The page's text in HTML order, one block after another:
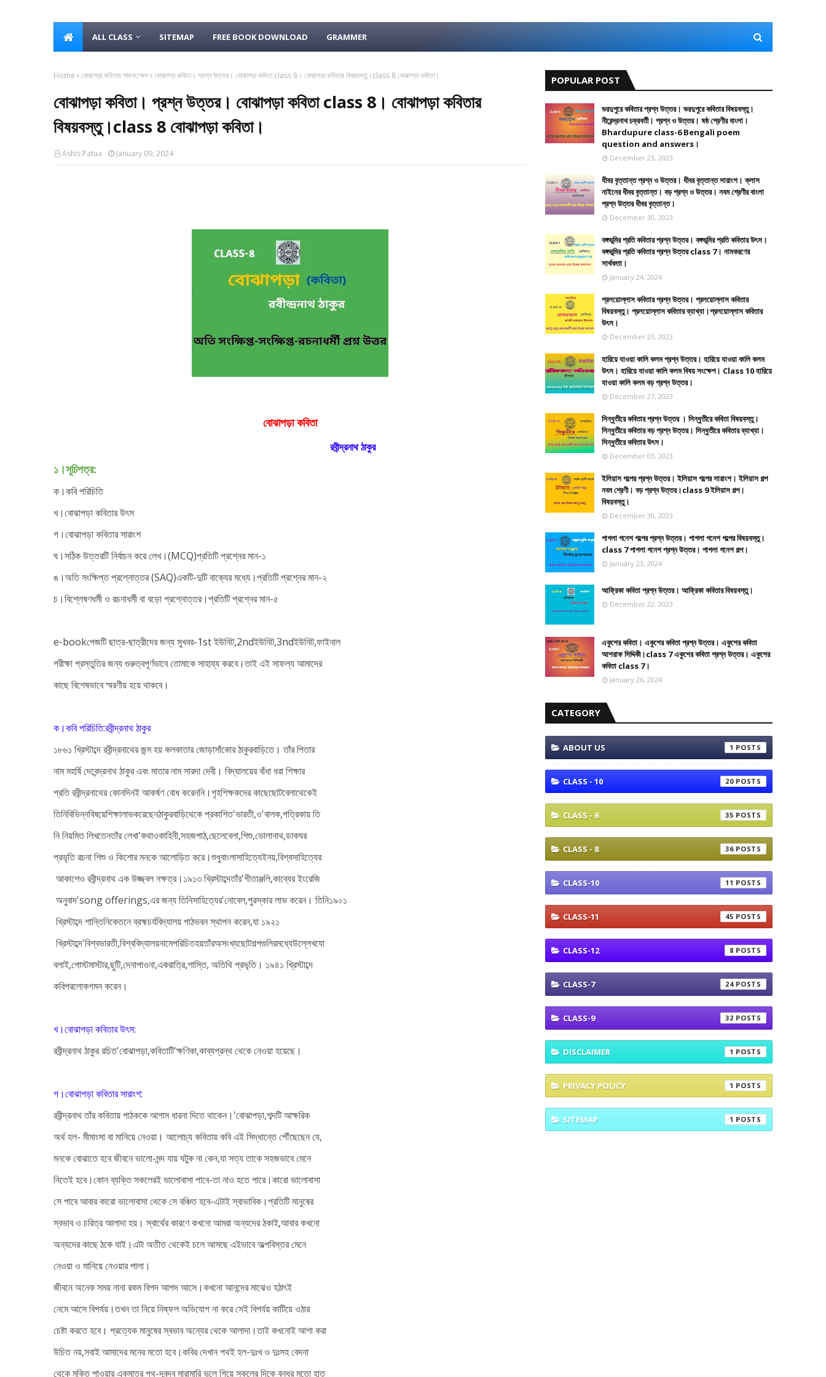
ALL CLASS SITEMAP FREE BOOK DOWNLOAD GRAMMER
Home বোঝাপড়া কবিতার সারসংক্ষেপ বোঝাপড়া কবিতা। প্রশ্ন উত্তর। বোঝাপড়া কবিতা class 8। বোঝাপড়া কবিতার বিষয়বস্তু।class 8 বোঝাপড়া কবিতা।
বোঝাপড়া কবিতা। প্রশ্ন উত্তর। বোঝাপড়া কবিতা class 8। বোঝাপড়া কবিতার
বিষয়বস্তু।class 8 বোঝাপড়া কবিতা।
Ashis Patua January 09, 2024
বোঝাপড়া কবিতা
রবীন্দ্রনাথ ঠাকুর
১।সূচিপত্র:
ক।কবি পরিচিতি
খ।বোঝাপড়া কবিতার উৎস
গ।বোঝাপড়া কবিতার সারাংশ
ঘ।সঠিক উত্তরটি নির্বাচন করে লেখ।(MCQ)প্রতিটি প্রশ্নের মান-১
ঙ।অতি সংক্ষিপ্ত প্রশ্নোত্তর(SAQ)একটি-দুটিবাক্যের মধ্যে।প্রতিটি প্রশ্নের মান-২
চ।বিশ্লেষণধর্মী ও রচনাধর্মী বা বড়ো প্রশ্নোত্তর।প্রতিটি প্রশ্নের মান-৫
e-bookপেজটি ছাত্র-ছাত্রীদের জন্য সুখবর-1st ইউনিট,2ndইউনিট,3ndইউনিট,ফাইনাল
পরীক্ষা প্রস্তুতির জন্য গুরুত্বপূর্ণভাবে তোমাকে সাহায্য করবে।তাই এই সাফল্য আমাদের
কাছে বিশেষভাবে স্মরণীয় হয়ে থাকবে।
ক।কবি পরিচিতি:রবীন্দ্রনাথ ঠাকুর
১৮৬১ খ্রিস্টাব্দে রবীন্দ্রনাথের জন্ম হয় কলকাতার জোড়াসাঁকোর ঠাকুরবাড়িতে। তাঁর পিতার
নাম মহর্ষি দেবেন্দ্রনাথ ঠাকুর এবং মাতার নাম সারদা দেবী। বিদ্যালয়ের বাঁধা ধরা শিক্ষার
প্রতি রবীন্দ্রনাথের কোনদিনই আকর্ষণ বোধ করেননি।গৃহশিক্ষকদের কাছেছোটবেলাথেকেই
তিনিবিভিন্নবিষয়েশিক্ষালাভকরেছেনঠাকুরবাড়িথেকে প্রকাশিত'ভারতী,ও'বালক,পত্রিকায়তি
নি নিয়মিত লিখতেনতাঁর লেখা'কথাওকাহিনী,সহজপাঠ,ছেলেবেলা,শিশু,ভোলানাথ,ডাকঘর
প্রভৃতি রচনা শিশু ও কিশোর মনকে আলোড়িত করে।শুধুবাংলাসাহিত্যেইনয়,বিশ্বসাহিত্যের
আকাশেও রবীন্দ্রনাথ এক উজ্জ্বল নক্ষত্র।১৯১৩ খ্রিস্টাব্দেতাঁর'গীতাঞ্জলি,কাব্যের ইংরেজি
অনুবাদ'song offerings,এর জন্য তিনিসাহিত্যের'নোবেল,পুরস্কার লাভ করেন। তিনি১৯০১
খ্রিস্টাব্দে শান্তিনিকেতনে ব্রহ্মচর্যবিদ্যালয় পাঠভবন স্থাপন করেন,যা ১৯২১
খ্রিস্টাব্দে'বিশ্বভারতী,বিশ্ববিদ্যালয়নামেপরিচিতহয়তাঁরঅসংখ্যছোটগল্পগুলিরমধ্যেউল্লেখযো
বলাই,পোস্টমাস্টার,ছুটি,দেনাপাওনা,একরাত্রি,শাস্তি, অতিথি প্রভৃতি। ১৯৪১ খ্রিস্টাব্দে
কবিপরলোকগমন করেন।
খ।বোঝাপড়া কবিতার উৎস:
রবীন্দ্রনাথ ঠাকুর রচিত'বোঝাপড়া,কবিতাটি'ক্ষণিকা,কাব্যগ্রন্থ থেকে নেওয়া হয়েছে।
গ।বোঝাপড়া কবিতার সারাংশ:
রবীন্দ্রনাথ তাঁর কবিতায় পাঠককে আগাম ধারনা দিতে থাকেন।'বোঝাপড়া,শব্দটি আক্ষরিক
অর্থ হল- মীমাংসা বা মানিয়ে নেওয়া। আলোচ্য কবিতায় কবি এই সিদ্ধান্তে পৌঁছেছেন যে,
মনকে বোঝাতে হবে জীবনে ভালো-মন্দ যায় ঘটুক না কেন,যা সত্য তাকে সহজভাবে মেনে
নিতেই হবে।কোন ব্যক্তি সকলেরই ভালোবাসা পাবে-তা নাও হতে পারে।কারো ভালোবাসা
সে পাবে আবার কারো ভালোবাসা থেকে সে বঞ্চিত হবে-এটাই স্বাভাবিক।প্রতিটি মানুষের
স্বভাব ও চরিত্র আলাদা হয়। স্বার্থের কারণে কখনো আমরা অন্যদের ঠকাই,আবার কখনো
অন্যদের কাছে ঠকে যাই।এটা অতীত থেকেই চলে আসছে এইভাবে অল্পবিস্তর মেনে
নেওয়া ও মানিয়ে নেওয়ার পালা।
জীবনে অনেক সময় নানা রকম বিপদ আপদ আসে।কখনো আনন্দের মাঝেও হঠাৎই
নেমে আসে বিপর্যয়।তখন তা নিয়ে নিষ্ফল অভিযোগ না করে সেই বিপর্যয় কাটিয়ে ওঠার
চেষ্টা করতে হবে। প্রত্যেক মানুষের স্বভাব অন্যের থেকে আলাদা।তাই কখনোই আশা করা
উচিত নয়,সবাই আমাদের মনের মতো হবে।কবির দেখান পথই হল-দুঃখ ও দুঃসহ বেদনা
থেকে মুক্তি পাওয়ার একমাত্র পথ-দ্বন্দ্ব মারামারি ভুলে গিয়ে সকলের দিকে বন্ধুর মতো হাত
POPULAR POST
ভরদুপুরে কবিতার প্রশ্ন উত্তর। ভরদুপুরে কবিতার বিষয়বস্তু।
নীরেন্দ্রনাথ চক্রবর্তী। প্রশ্ন ও উত্তর। ষষ্ঠ শ্রেণীর বাংলা।
Bhardupure class-6 Bengali poem
question and answers।
December 23, 2023
ধীবর বৃত্তান্ত প্রশ্ন ও উত্তর। ধীবর বৃত্তান্ত সারাংশ। ক্লাস
নাইনের ধীবর বৃত্তান্ত। বড় প্রশ্ন ও উত্তর। নবম শ্রেণীর বাংলা
প্রশ্ন উত্তর ধীবর বৃত্তান্ত।
December 30, 2023
বঙ্গভূমির প্রতি কবিতার প্রশ্ন উত্তর। বঙ্গভূমির প্রতি কবিতার উৎস।
বঙ্গভূমির প্রতি কবিতার প্রশ্ন উত্তর class 7। নামকরণের
সার্থকতা।
January 24, 2024
প্রলয়োল্লাস কবিতার প্রশ্ন উত্তর। প্রলয়োল্লাস কবিতার
বিষয়বস্তু। প্রলয়োল্লাস কবিতার ব্যাখ্যা।প্রলয়োল্লাস কবিতার
উৎস।
December 23, 2023
হারিয়ে যাওয়া কালি কলম প্রশ্ন উত্তর। হারিয়ে যাওয়া কালি কলম
উৎস। হারিয়ে যাওয়া কালি কলম বিষয় সংক্ষেপ। Class 10 হারিয়ে
যাওয়া কালি কলম বড় প্রশ্ন উত্তর।
December 27, 2023
সিন্ধুতীরে কবিতার প্রশ্ন উত্তর । সিন্ধুতীরে কবিতা বিষয়বস্তু।
সিন্ধুতীরে কবিতার বড় প্রশ্ন উত্তর। সিন্ধুতীরে কবিতার ব্যাখ্যা।
সিন্ধুতীরে কবিতার উৎস।
December 03, 2023
ইলিয়াস গল্পের প্রশ্ন উত্তর। ইলিয়াস গল্পের সারাংশ। ইলিয়াস গল্প
নবম শ্রেণী। বড় প্রশ্ন উত্তর।class 9 ইলিয়াস গল্প।
বিষয়বস্তু।
December 30, 2023
পাগলা গনেশ গল্পের প্রশ্ন উত্তর। পাগলা গনেশ গল্পের বিষয়বস্তু।
class 7 পাগলা গনেশ প্রশ্ন উত্তর। পাগলা গনেশ গল্প।
January 23, 2024
আফ্রিকা কবিতা প্রশ্ন উত্তর। আফ্রিকা কবিতার বিষয়বস্তু।
December 22, 2023
একুশের কবিতা। একুশের কবিতা প্রশ্ন উত্তর। একুশের কবিতা
আশরাফ সিদ্দিকী।class 7 একুশের কবিতা প্রশ্ন উত্তর। একুশের
কবিতা class 7।
January 26, 2024
CATEGORY
ABOUT US 1
CLASS - 10 20
CLASS - 6 35
CLASS - 8 36
CLASS-10 11
CLASS-11 45
CLASS-12 8
CLASS-7 24
CLASS-9 32
DISCLAIMER 1
PRIVACY POLICY 1
SITEMAP 1